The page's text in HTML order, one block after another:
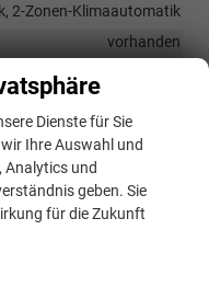
2-Zonen-Klimaautomatik
vorhanden
mit
vorhanden
hinten geteilt,
Dienste für Sie
Ihre Auswahl und
Analytics und
geben. Sie
für die Zukunft